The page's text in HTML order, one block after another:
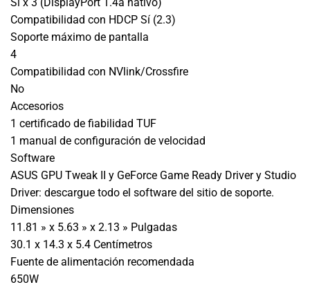
Compatibilidad con HDCP Sí (2.3)
Soporte máximo de pantalla
4
Compatibilidad con NVlink/Crossfire
No
Accesorios
1 certificado de fiabilidad TUF
1 manual de configuración de velocidad
Software
ASUS GPU Tweak II y GeForce Game Ready Driver y Studio
Driver: descargue todo el software del sitio de soporte.
Dimensiones
11.81 » x 5.63 » x 2.13 » Pulgadas
30.1 x 14.3 x 5.4 Centímetros
Fuente de alimentación recomendada
650W